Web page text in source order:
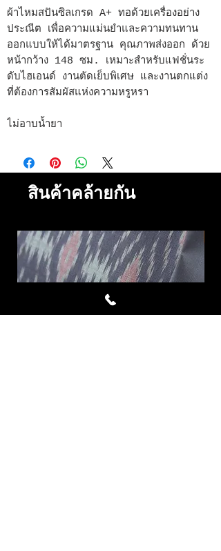
ผ้าไหมสปันซิลเกรด A+ ทอด้วยเครื่องอย่าง
ประณีต เพื่อความแม่นยำและความทนทาน
ออกแบบให้ได้มาตรฐาน คุณภาพส่งออก ด้วย
หน้ากว้าง 148 ซม. เหมาะสำหรับแฟชั่นระ
ดับไฮเอนด์ งานตัดเย็บพิเศษ และงานตกแต่ง
ที่ต้องการสัมผัสแห่งความหรูหรา
ไม่อาบน้ำยา
สินค้าคล้ายกัน